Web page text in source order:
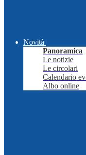
Novità
Panoramica
Le notizie
Le circolari
Calendario
Albo online